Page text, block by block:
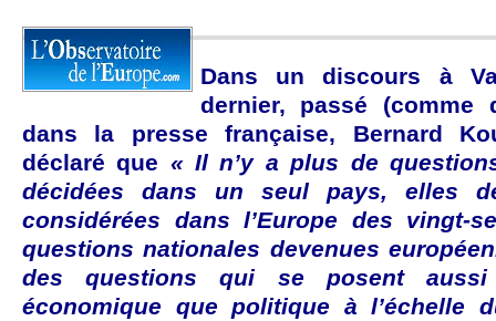
programmée
de
la
française
?
Dans un discours à
dernier, passé (comme
dans la presse française, Bernard
déclaré que « Il n’y a plus de
décidées dans un seul pays, elles
considérées dans l’Europe des vingt-
questions nationales devenues
des questions qui se posent
économique que politique à l’échelle